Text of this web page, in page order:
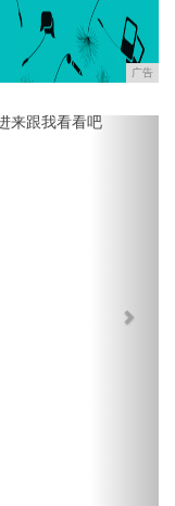
广告